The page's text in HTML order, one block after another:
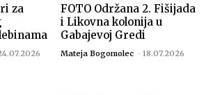
za
FOTO Održana 2. Fišijada
i Likovna kolonija u
Gabajevoj Gredi
Mateja Bogomolec - 18.07.2026